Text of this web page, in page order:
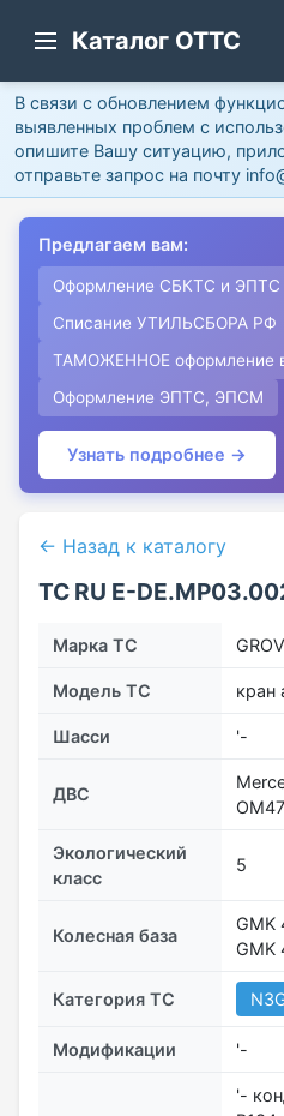
Каталог ОТТС
В связи с обновлением
выявленных проблем с
опишите Вашу ситуацию,
отправьте запрос на почту
Предлагаем вам:
Оформление СБКТС и ЭПТС
Списание УТИЛЬСБОРА РФ
ТАМОЖЕННОЕ оформление
Оформление ЭПТС, ЭПСМ
Узнать подробнее →
← Назад к каталогу
ТС RU Е-
Марка ТС
Модель ТС кран
Шасси '-
ДВС
Экологический
класс
5
Колесная база
GMK
GMK
Категория ТС
Модификации '-
'-